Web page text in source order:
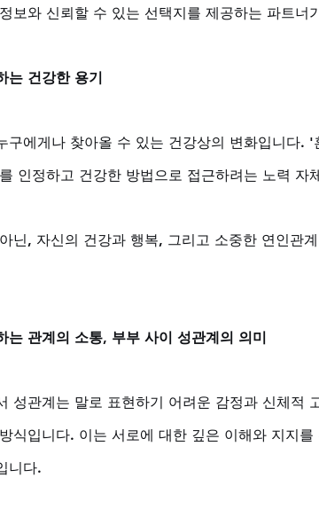
보와 신뢰할 수 있는 선택지를 제공하는 파트너
는 건강한 용기
구에게나 찾아올 수 있는 건강상의 변화입니다.
인정하고 건강한 방법으로 접근하려는 노력 자
닌, 자신의 건강과 행복, 그리고 소중한 연인관
는 관계의 소통, 부부 사이 성관계의 의미
성관계는 말로 표현하기 어려운 감정과 신체적
식입니다. 이는 서로에 대한 깊은 이해와 지지
니다.